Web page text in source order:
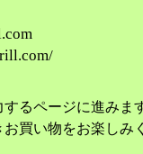
るページに進みま
買い物をお楽しみ